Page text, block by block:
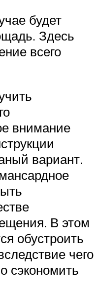
будет
Здесь
всего
внимание
вариант.
В этом
обустроить
чего
сэкономить